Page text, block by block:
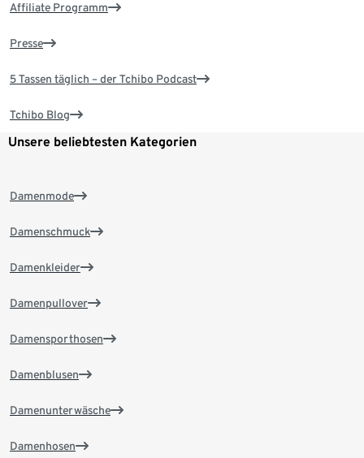
Affiliate Programm
Presse
5 Tassen täglich – der Tchibo Podcast
Tchibo Blog
Unsere beliebtesten Kategorien
Damenmode
Damenschmuck
Damenkleider
Damenpullover
Damensporthosen
Damenblusen
Damenunterwäsche
Damenhosen